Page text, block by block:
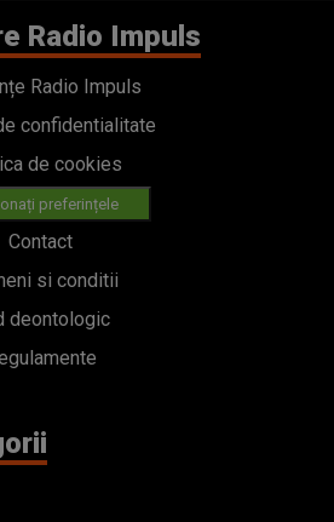
Radio Impuls
Radio Impuls
confidentialitate
de cookies
preferințele
Contact
si conditii
deontologic